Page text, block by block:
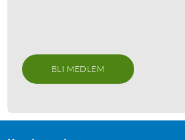
BLI MEDLEM